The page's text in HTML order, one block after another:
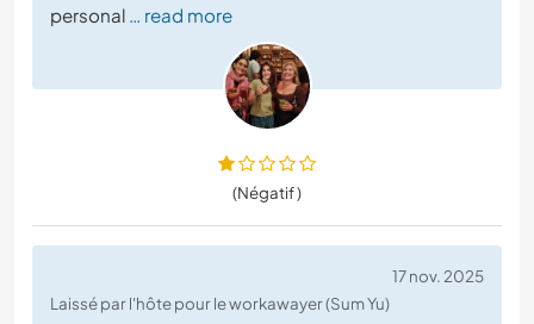
personal … read more
(Négatif )
17 nov. 2025
Laissé par l'hôte pour le workawayer (Sum Yu)